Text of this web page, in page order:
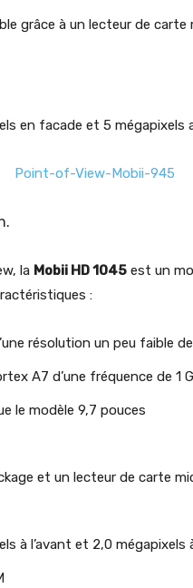
grâce à un lecteur de carte
en facade et 5 mégapixels
la Mobii HD 1045 est un
:
résolution un peu faible
A7 d’une fréquence de 1
le modèle 9,7 pouces
et un lecteur de carte
à l’avant et 2,0 mégapixels à